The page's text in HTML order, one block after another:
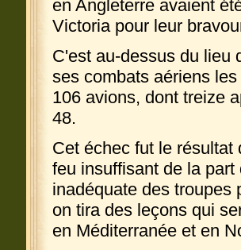
en Angleterre avaient
Victoria pour leur
C'est au-dessus du lieu
ses combats aériens
106 avions, dont treize
48.
Cet échec fut le résultat
feu insuffisant de la
inadéquate des troupes
on tira des leçons qui
en Méditerranée et en